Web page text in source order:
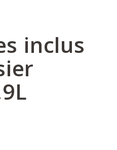
inclus